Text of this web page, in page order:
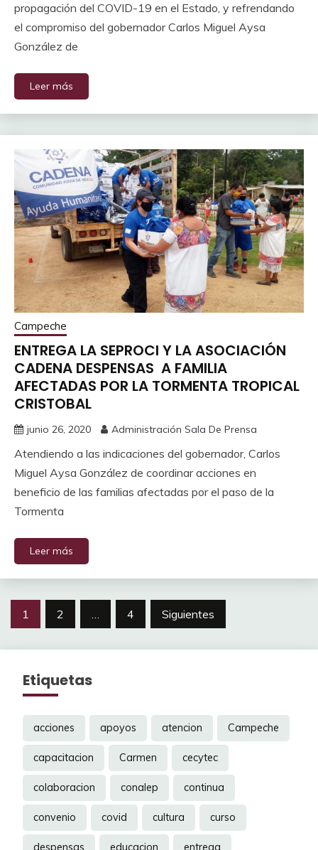
propagación del COVID-19 en el Estado, y refrendando
el compromiso del gobernador Carlos Miguel Aysa
González de
Leer más
Campeche
ENTREGA LA SEPROCI Y LA ASOCIACIÓN
CADENA DESPENSAS A FAMILIA
AFECTADAS POR LA TORMENTA TROPICAL
CRISTOBAL
junio 26, 2020 Administración Sala De Prensa
Atendiendo a las indicaciones del gobernador, Carlos
Miguel Aysa González de coordinar acciones en
beneficio de las familias afectadas por el paso de la
Tormenta
Leer más
Navegación
1 2 … 4 Siguientes
Etiquetas
acciones apoyos atencion Campeche
capacitacion Carmen cecytec
colaboracion conalep continua
convenio covid cultura curso
despensas educacion entrega